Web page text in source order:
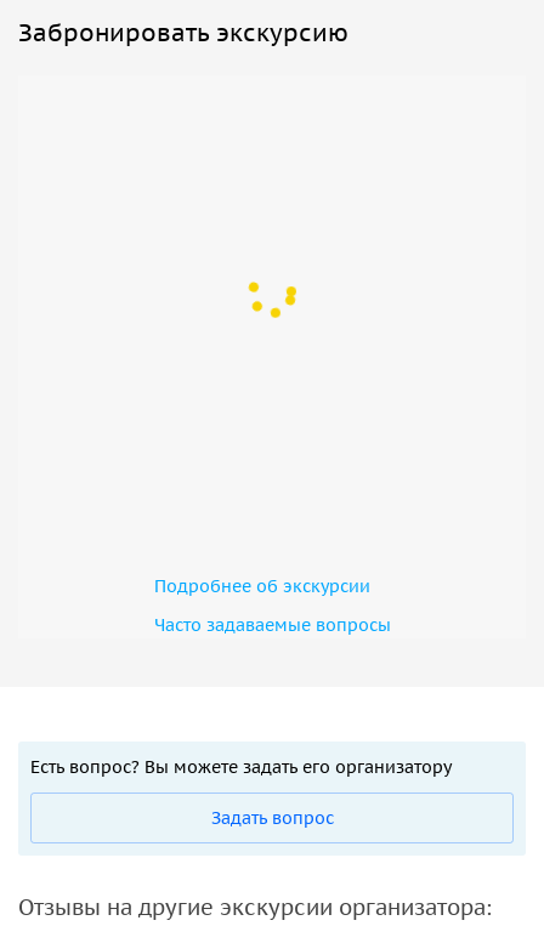
Забронировать экскурсию
Подробнее об экскурсии
Часто задаваемые вопросы
Есть вопрос? Вы можете задать его организатору
Задать вопрос
Отзывы на другие экскурсии организатора: